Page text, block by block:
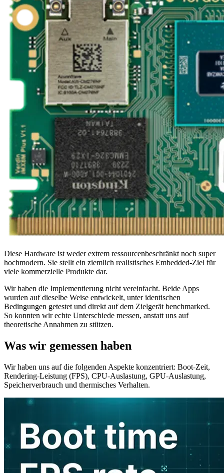
Diese Hardware ist weder extrem ressourcenbeschränkt noch super
hochmodern. Sie stellt ein ziemlich realistisches Embedded-Ziel für
viele kommerzielle Produkte dar.
Wir haben die Implementierung nicht vereinfacht. Beide Apps
wurden auf dieselbe Weise entwickelt, unter identischen
Bedingungen getestet und direkt auf dem Zielgerät benchmarked.
So konnten wir echte Unterschiede messen, anstatt uns auf
theoretische Annahmen zu stützen.
Was wir gemessen haben
Wir haben uns auf die folgenden Aspekte konzentriert: Boot-Zeit,
Rendering-Leistung (FPS), CPU-Auslastung, GPU-Auslastung,
Speicherverbrauch und thermisches Verhalten.